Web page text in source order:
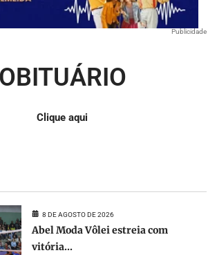
Publicidade
OBITUÁRIO
Clique aqui
8 DE AGOSTO DE 2026
Abel Moda Vôlei estreia com
vitória...